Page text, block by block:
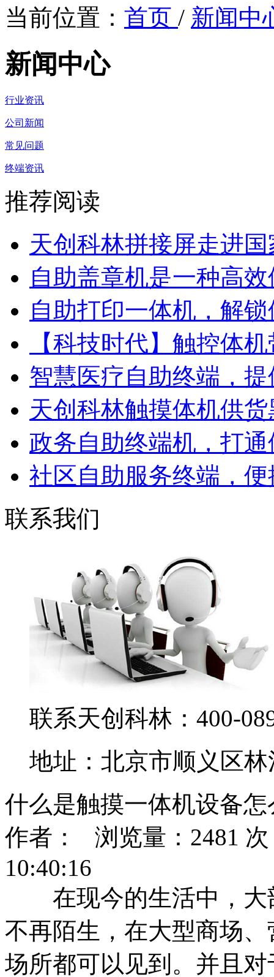
当前位置： 首页 / 新闻中
新闻中心
行业资讯
公司新闻
常见问题
终端资讯
推荐阅读
天创科林拼接屏走进
自助盖章机是一种高
自助打印一体机，解
【科技时代】触控体
智慧医疗自助终端，提
天创科林触摸体机供
政务自助终端机，打通
社区自助服务终端，便
联系我们
联系天创科林：400-
地址：北京市顺义区
什么是触摸一体机设备怎
作者： 浏览量：2481
10:40:16
在现今的生活中，大
不再陌生，在大型商场
场所都可以见到。并且